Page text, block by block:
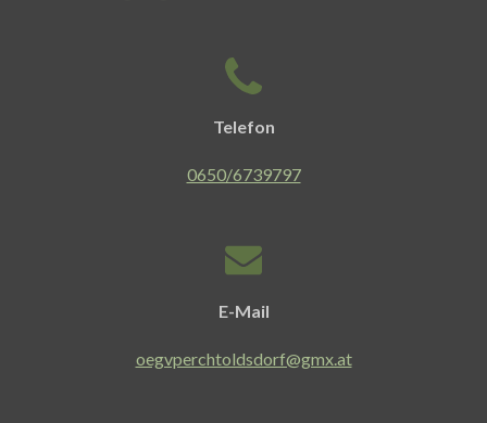
Telefon
0650/6739797
E-Mail
oegvperchtoldsdorf@gmx.at